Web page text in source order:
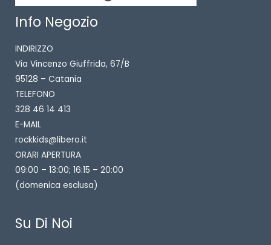
Info Negozio
INDIRIZZO
Via Vincenzo Giuffrida, 67/B
95128 – Catania
TELEFONO
328 46 14 413
E-MAIL
rockkids@libero.it
ORARI APERTURA
09:00 – 13:00; 16:15 – 20:00
(domenica esclusa)
Su Di Noi